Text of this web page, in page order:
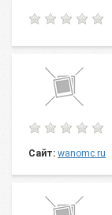
Сайт: wanomc.ru